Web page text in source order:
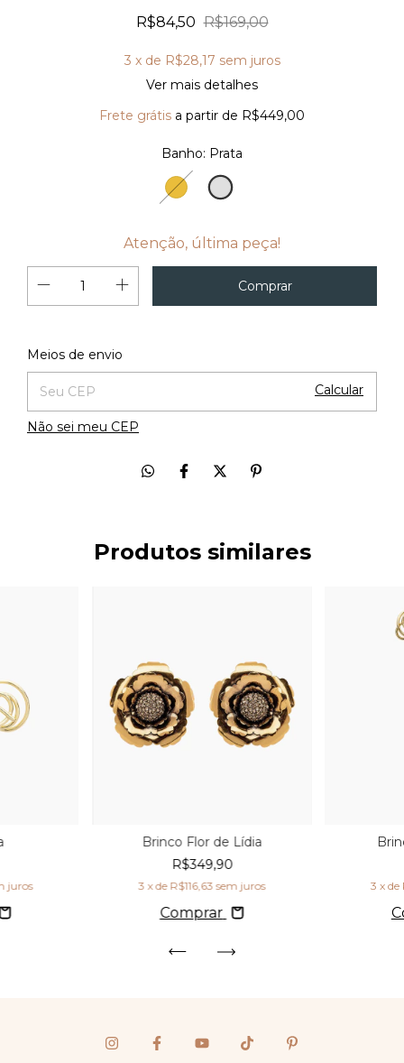
R$84,50 R$169,00
3 x de R$28,17 sem juros
Ver mais detalhes
Frete grátis a partir de R$449,00
Banho: Prata
Ouro
18K
Prata
Atenção, última peça!
Entregas para o CEP:
Meios de envio
Calcular
Não sei meu CEP
Produtos similares
juros
Brinco Flor de Lídia
R$349,90
3 x de R$116,63 sem juros
Comprar
3 x de